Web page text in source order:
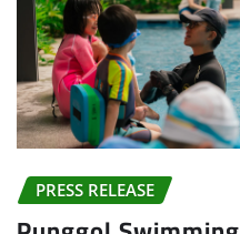
PRESS RELEASE